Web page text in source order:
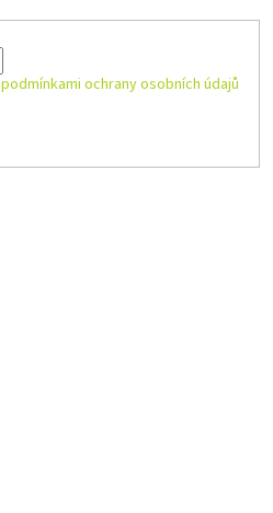
podmínkami ochrany osobních údajů